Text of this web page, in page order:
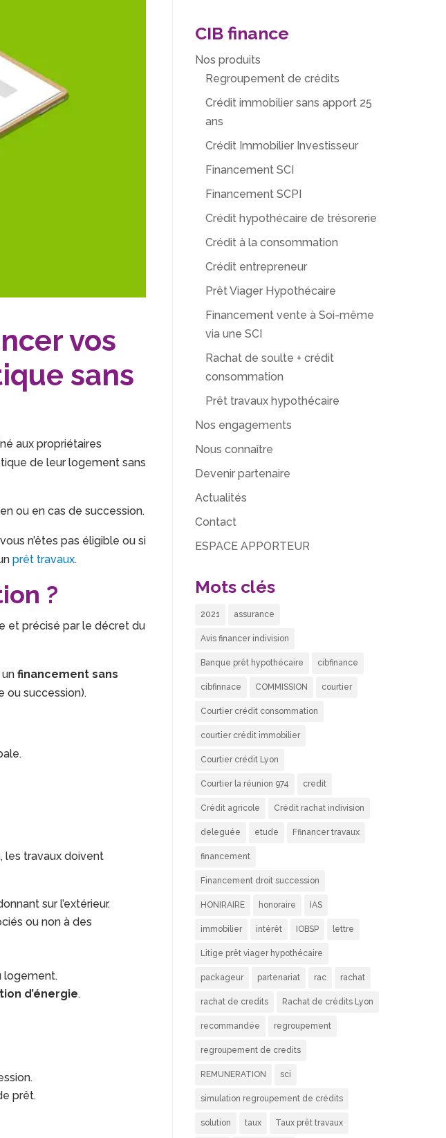
vos
sans
aux propriétaires
de leur logement sans
ou en cas de succession.
n’êtes pas éligible ou si
prêt travaux.
?
et précisé par le décret du
unfinancement sans
ou succession).
les travaux doivent
sur l’extérieur.
ou non à des
logement.
d’énergie.
prêt.
CIB finance
Nos produits
Regroupement de crédits
Crédit immobilier sans apport 25
ans
Crédit Immobilier Investisseur
Financement SCI
Financement SCPI
Crédit hypothécaire de trésorerie
Crédit à la consommation
Crédit entrepreneur
Prêt Viager Hypothécaire
Financement vente à Soi-même
via une SCI
Rachat de soulte + crédit
consommation
Prêt travaux hypothécaire
Nos engagements
Nous connaître
Devenir partenaire
Actualités
Contact
ESPACE APPORTEUR
Mots clés
2021 assurance
Avis financer indivision
Banque prêt hypothécaire cibfinance
cibfinnace COMMISSION courtier
Courtier crédit consommation
courtier crédit immobilier
Courtier crédit Lyon
Courtier la réunion 974 credit
Crédit agricole Crédit rachat indivision
deleguée etude Ffinancer travaux
financement
Financement droit succession
HONIRAIRE honoraire IAS
immobilier intérêt IOBSP lettre
Litige prêt viager hypothécaire
packageur partenariat rac rachat
rachat de credits Rachat de crédits Lyon
recommandée regroupement
regroupement de credits
REMUNERATION sci
simulation regroupement de crédits
solution taux Taux prêt travaux